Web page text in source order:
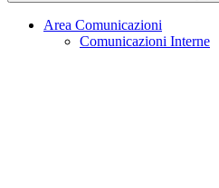
Area Comunicazioni
Comunicazioni Interne